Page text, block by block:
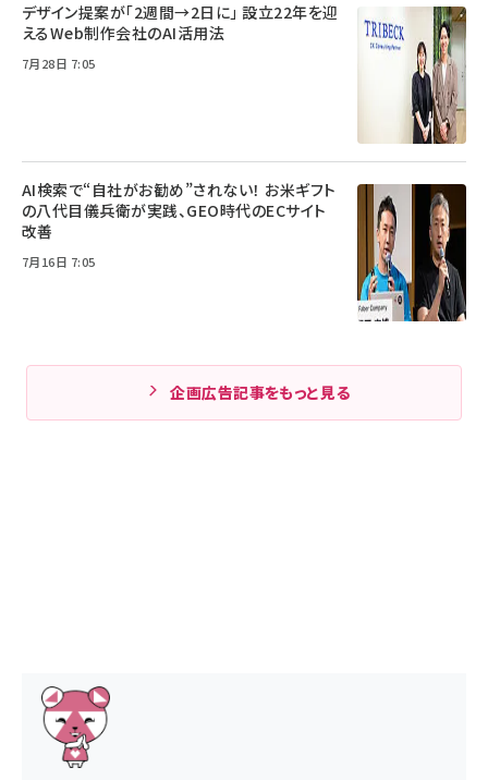
デザイン提案が「2週間→2日に」 設立22年を迎
えるWeb制作会社のAI活用法
7月28日 7:05
AI検索で“自社がお勧め”されない！ お米ギフト
の八代目儀兵衛が実践、GEO時代のECサイト
改善
7月16日 7:05
企画広告記事をもっと見る